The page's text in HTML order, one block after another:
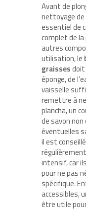
Avant de
nettoyage de
essentiel de
complet de
autres
utilisation, le
graissesdoit
éponge, de
vaisselle
remettre à
plancha, un
de savon
éventuelles
il est
intensif, car
pour ne pas
spécifique.
accessibles,
être utile